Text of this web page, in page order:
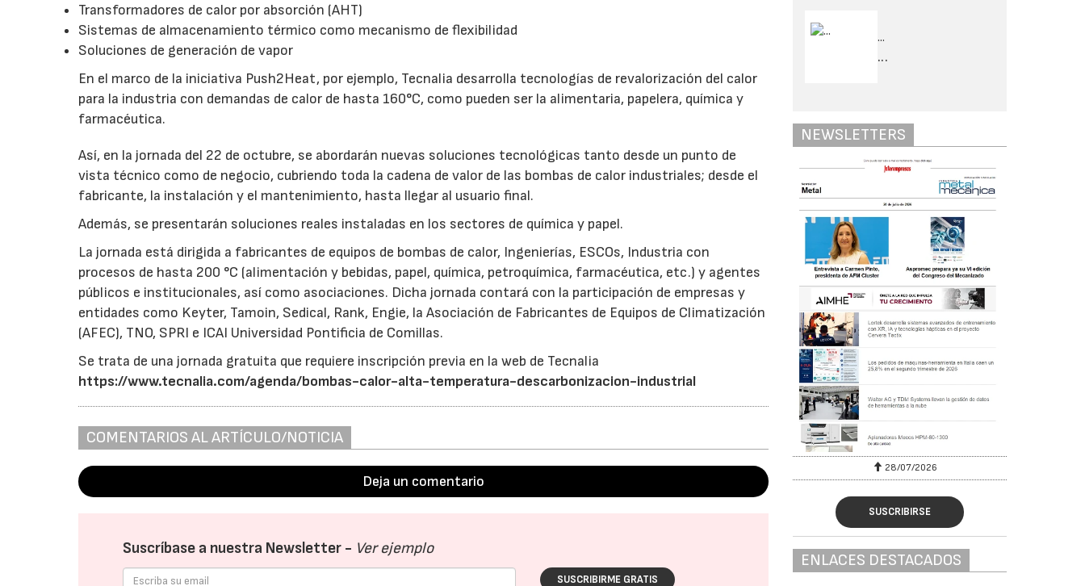
Transformadores de calor por absorción (AHT)
Sistemas de almacenamiento térmico como mecanismo de flexibilidad
Soluciones de generación de vapor
En el marco de la iniciativa Push2Heat, por ejemplo, Tecnalia desarrolla tecnologías de revalorización del calor
para la industria con demandas de calor de hasta 160°C, como pueden ser la alimentaria, papelera, química y
farmacéutica.
Así, en la jornada del 22 de octubre, se abordarán nuevas soluciones tecnológicas tanto desde un punto de
vista técnico como de negocio, cubriendo toda la cadena de valor de las bombas de calor industriales; desde el
fabricante, la instalación y el mantenimiento, hasta llegar al usuario final.
Además, se presentarán soluciones reales instaladas en los sectores de química y papel.
La jornada está dirigida a fabricantes de equipos de bombas de calor, Ingenierías, ESCOs, Industria con
procesos de hasta 200 °C (alimentación y bebidas, papel, química, petroquímica, farmacéutica, etc.) y agentes
públicos e institucionales, así como asociaciones. Dicha jornada contará con la participación de empresas y
entidades como Keyter, Tamoin, Sedical, Rank, Engie, la Asociación de Fabricantes de Equipos de Climatización
(AFEC), TNO, SPRI e ICAI Universidad Pontificia de Comillas.
Se trata de una jornada gratuita que requiere inscripción previa en la web de Tecnalia
https://www.tecnalia.com/agenda/bombas-calor-alta-temperatura-descarbonizacion-industrial
COMENTARIOS AL ARTÍCULO/NOTICIA
Deja un comentario
Suscríbase a nuestra Newsletter - Ver ejemplo
SUSCRIBIRME GRATIS
...
...
NEWSLETTERS
28/07/2026 30/07/2026 28/07/2026
SUSCRIBIRSE
ENLACES DESTACADOS